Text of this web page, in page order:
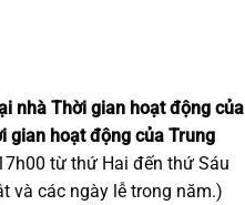
nhà Thời gian hoạt động của
gian hoạt động của Trung
từ thứ Hai đến thứ Sáu
và các ngày lễ trong năm.)